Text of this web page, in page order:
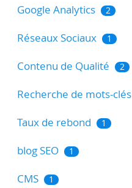
Google Analytics 2
Réseaux Sociaux 1
Contenu de Qualité 2
Recherche de mots-clés
Taux de rebond 1
blog SEO 1
CMS 1